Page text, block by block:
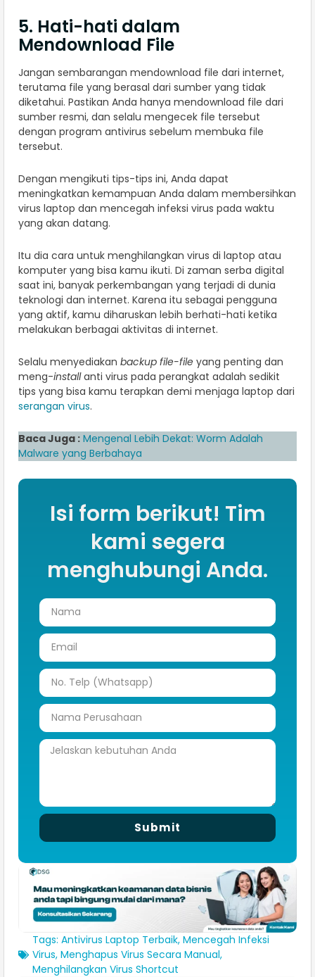
5. Hati-hati dalam
Mendownload File
Jangan sembarangan mendownload file dari internet,
terutama file yang berasal dari sumber yang tidak
diketahui. Pastikan Anda hanya mendownload file dari
sumber resmi, dan selalu mengecek file tersebut
dengan program antivirus sebelum membuka file
tersebut.
Dengan mengikuti tips-tips ini, Anda dapat
meningkatkan kemampuan Anda dalam membersihkan
virus laptop dan mencegah infeksi virus pada waktu
yang akan datang.
Itu dia cara untuk menghilangkan virus di laptop atau
komputer yang bisa kamu ikuti. Di zaman serba digital
saat ini, banyak perkembangan yang terjadi di dunia
teknologi dan internet. Karena itu sebagai pengguna
yang aktif, kamu diharuskan lebih berhati-hati ketika
melakukan berbagai aktivitas di internet.
Selalu menyediakan backup file-file yang penting dan
meng-installanti virus pada perangkat adalah sedikit
tips yang bisa kamu terapkan demi menjaga laptop dari
serangan virus.
Baca Juga : Mengenal Lebih Dekat: Worm Adalah
Malware yang Berbahaya
Isi form berikut! Tim
kami segera
menghubungi Anda.
Submit
Tags: Antivirus Laptop Terbaik, Mencegah Infeksi
Virus, Menghapus Virus Secara Manual,
Menghilangkan Virus Shortcut